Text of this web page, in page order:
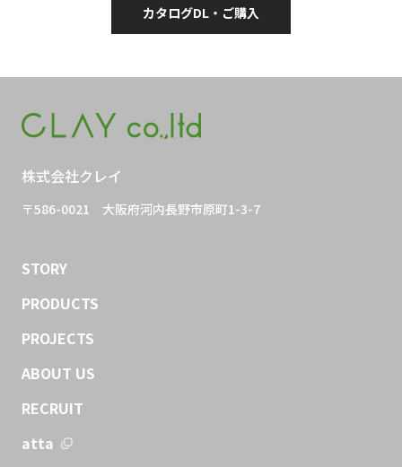
カタログDL・ご購入
株式会社クレイ
〒586-0021 大阪府河内長野市原町1-3-7
STORY
PRODUCTS
PROJECTS
ABOUT US
RECRUIT
atta